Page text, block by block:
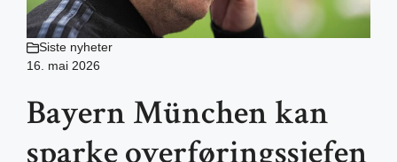
Siste nyheter
16. mai 2026
Bayern München kan
sparke overføringssjefen